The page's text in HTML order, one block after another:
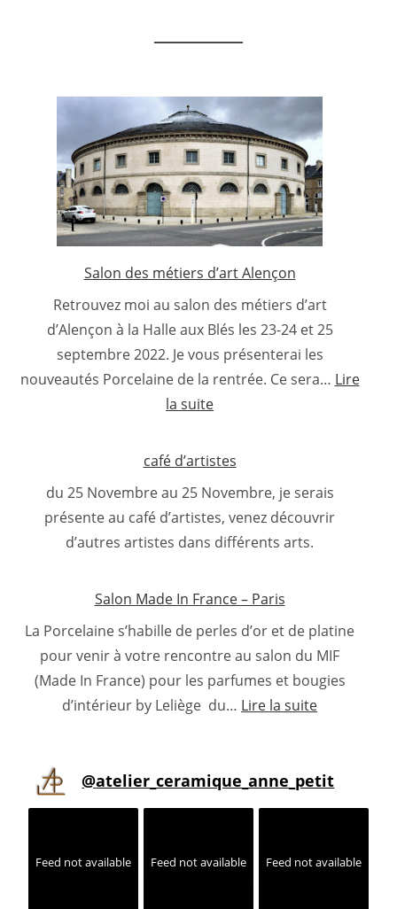
Salon des métiers d’art Alençon
Retrouvez moi au salon des métiers d’art
d’Alençon à la Halle aux Blés les 23-24 et 25
septembre 2022. Je vous présenterai les
nouveautés Porcelaine de la rentrée. Ce sera… Lire
la suite:
métiers
d’art
Alençon
café d’artistes
du 25 Novembre au 25 Novembre, je serais
présente au café d’artistes, venez découvrir
d’autres artistes dans différents arts.
Salon Made In France – Paris
La Porcelaine s’habille de perles d’or et de platine
pour venir à votre rencontre au salon du MIF
(Made In France) pour les parfumes et bougies
d’intérieur by Leliège du… Lire la suite:
France
–
@atelier_ceramique_anne_petit
Feed not available Feed not available Feed not available